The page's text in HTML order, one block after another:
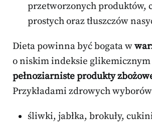
przetworzonych produktów,
prostych oraz tłuszczów
Dieta powinna być bogata w
o niskim indeksie glikemicznym
pełnoziarniste produkty
Przykładami zdrowych
śliwki, jabłka, brokuły,